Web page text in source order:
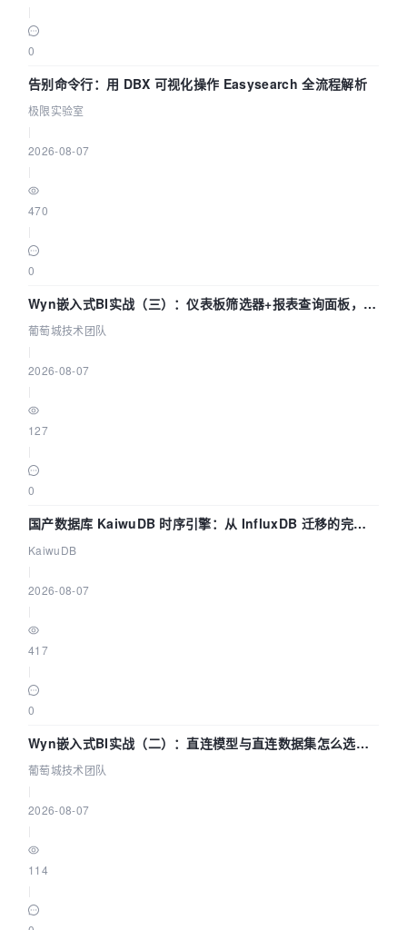
0
告别命令行：用 DBX 可视化操作 Easysearch 全流程解析
极限实验室
2026-08-07
470
0
Wyn嵌入式BI实战（三）：仪表板筛选器+报表查询面板，参
数联动全闭环
葡萄城技术团队
2026-08-07
127
0
国产数据库 KaiwuDB 时序引擎：从 InfluxDB 迁移的完整
技术路径
KaiwuDB
2026-08-07
417
0
Wyn嵌入式BI实战（二）：直连模型与直连数据集怎么选，
参数为什么不生效？| 葡萄城技术团队
葡萄城技术团队
2026-08-07
114